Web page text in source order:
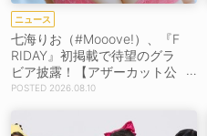
ニュース
七海りお（#Mooove!）、『F
RIDAY』初掲載で待望のグラ
ビア披露！【アザーカット公
開】
2026.08.10